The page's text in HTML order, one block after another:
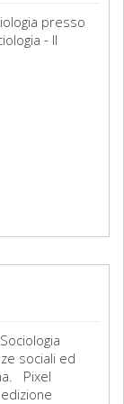
presso
- II
sociali ed
Pixel